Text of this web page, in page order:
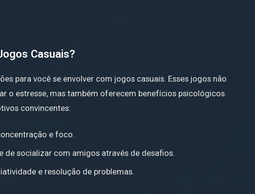
Casuais?
para você se envolver com jogos casuais. Esses jogos não
o estresse, mas também oferecem benefícios psicológicos.
convincentes:
e foco.
de socializar com amigos através de desafios.
e resolução de problemas.